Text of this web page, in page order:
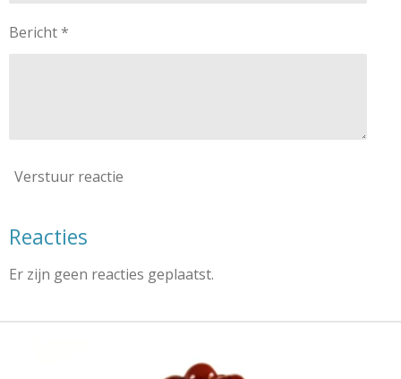
Bericht *
Verstuur reactie
Reacties
Er zijn geen reacties geplaatst.